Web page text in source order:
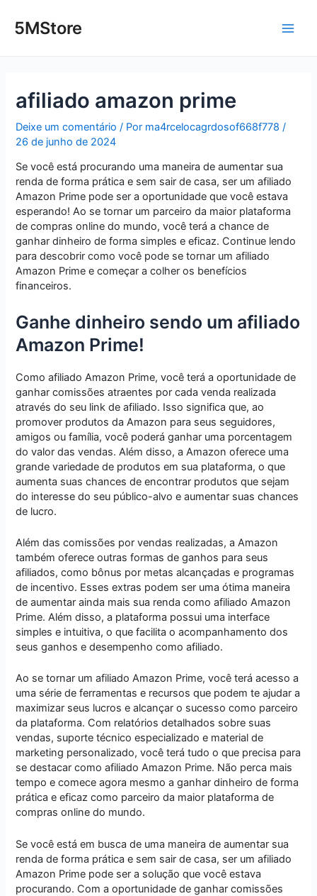
para5MStore
afiliado amazon prime
Deixe um comentário / Por ma4rcelocagrdosof668f778/
26 de junho de 2024
Se você está procurando uma maneira de aumentar sua
renda de forma prática e sem sair de casa, ser um afiliado
Amazon Prime pode ser a oportunidade que você estava
esperando! Ao se tornar um parceiro da maior plataforma
de compras online do mundo, você terá a chance de
ganhar dinheiro de forma simples e eficaz. Continue lendo
para descobrir como você pode se tornar um afiliado
Amazon Prime e começar a colher os benefícios
financeiros.
Ganhe dinheiro sendo um afiliado
Amazon Prime!
Como afiliado Amazon Prime, você terá a oportunidade de
ganhar comissões atraentes por cada venda realizada
através do seu link de afiliado. Isso significa que, ao
promover produtos da Amazon para seus seguidores,
amigos ou família, você poderá ganhar uma porcentagem
do valor das vendas. Além disso, a Amazon oferece uma
grande variedade de produtos em sua plataforma, o que
aumenta suas chances de encontrar produtos que sejam
do interesse do seu público-alvo e aumentar suas chances
de lucro.
Além das comissões por vendas realizadas, a Amazon
também oferece outras formas de ganhos para seus
afiliados, como bônus por metas alcançadas e programas
de incentivo. Esses extras podem ser uma ótima maneira
de aumentar ainda mais sua renda como afiliado Amazon
Prime. Além disso, a plataforma possui uma interface
simples e intuitiva, o que facilita o acompanhamento dos
seus ganhos e desempenho como afiliado.
Ao se tornar um afiliado Amazon Prime, você terá acesso a
uma série de ferramentas e recursos que podem te ajudar a
maximizar seus lucros e alcançar o sucesso como parceiro
da plataforma. Com relatórios detalhados sobre suas
vendas, suporte técnico especializado e material de
marketing personalizado, você terá tudo o que precisa para
se destacar como afiliado Amazon Prime. Não perca mais
tempo e comece agora mesmo a ganhar dinheiro de forma
prática e eficaz como parceiro da maior plataforma de
compras online do mundo.
Se você está em busca de uma maneira de aumentar sua
renda de forma prática e sem sair de casa, ser um afiliado
Amazon Prime pode ser a solução que você estava
procurando. Com a oportunidade de ganhar comissões
navigation